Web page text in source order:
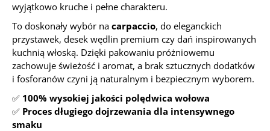
wyjątkowo kruche i pełne charakteru.
To doskonały wybór na carpaccio, do eleganckich
przystawek, desek wędlin premium czy dań inspirowanych
kuchnią włoską. Dzięki pakowaniu próżniowemu
zachowuje świeżość i aromat, a brak sztucznych dodatków
i fosforanów czyni ją naturalnym i bezpiecznym wyborem.
✅ 100% wysokiej jakości polędwica wołowa
✅ Proces długiego dojrzewania dla intensywnego
smaku